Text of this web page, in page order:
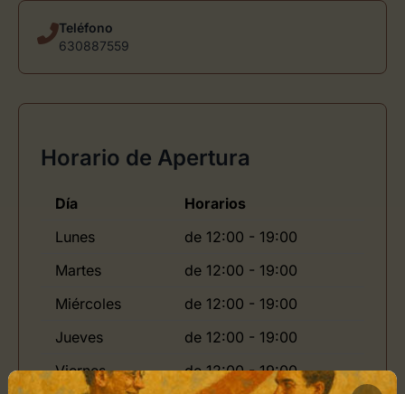
Teléfono
630887559
Horario de Apertura
Día
Horarios
Lunes
de 12:00 - 19:00
Martes
de 12:00 - 19:00
Miércoles
de 12:00 - 19:00
Jueves
de 12:00 - 19:00
Viernes
de 12:00 - 19:00